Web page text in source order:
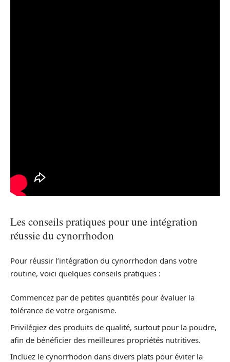
Les conseils pratiques pour une intégration
réussie du cynorrhodon
Pour réussir l’intégration du cynorrhodon dans votre
routine, voici quelques conseils pratiques :
Commencez par de petites quantités pour évaluer la
tolérance de votre organisme.
Privilégiez des produits de qualité, surtout pour la poudre,
afin de bénéficier des meilleures propriétés nutritives.
Incluez le cynorrhodon dans divers plats pour éviter la